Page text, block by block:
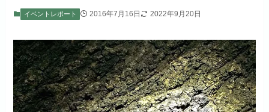
イベントレポート 2016年7月16日 2022年9月20日